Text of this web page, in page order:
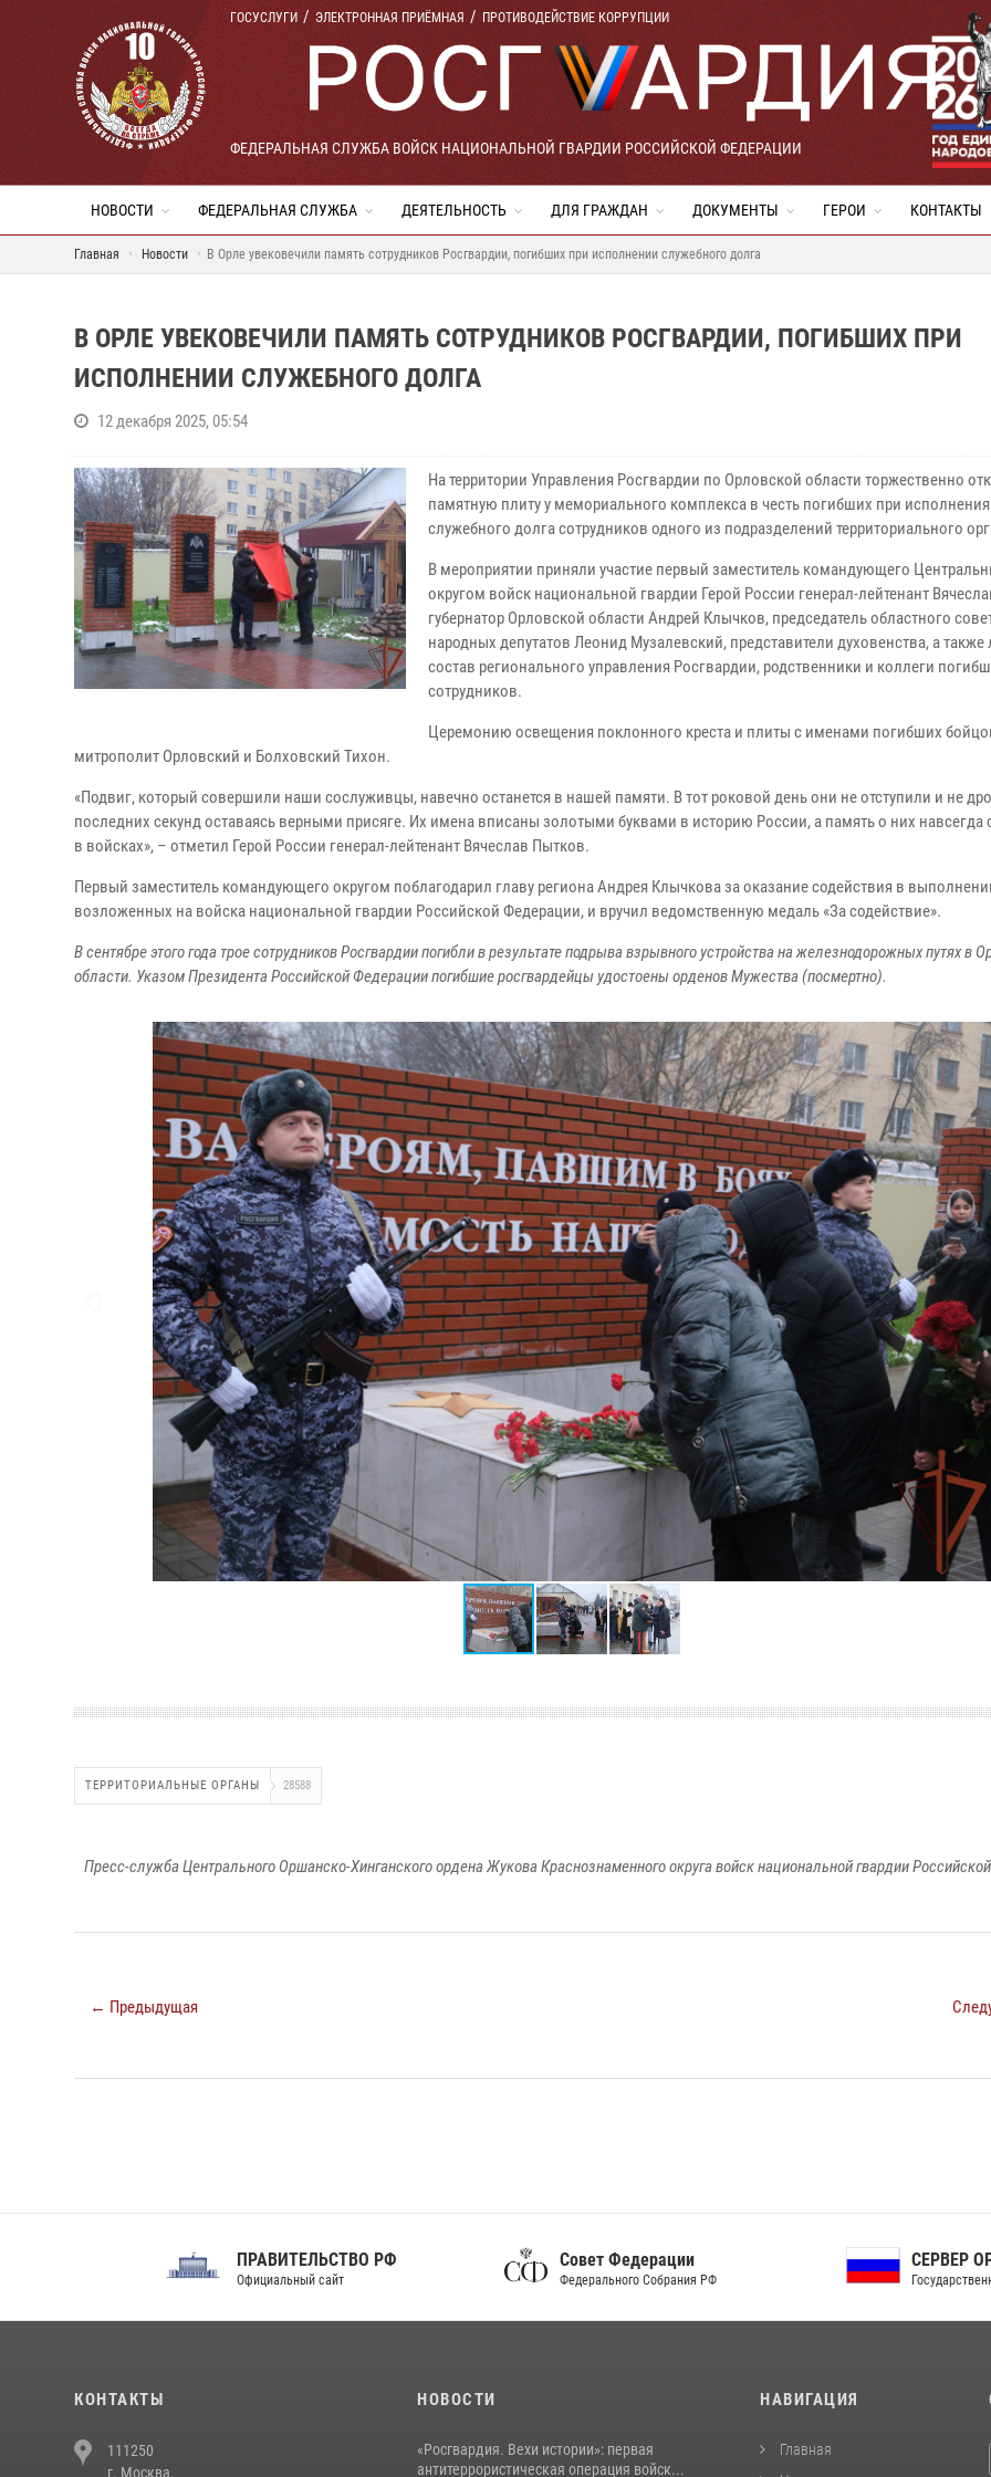
ГОСУСЛУГИ ЭЛЕКТРОННАЯ ПРИЁМНАЯ ПРОТИВОДЕЙСТВИЕ КОРРУПЦИИ
ФЕДЕРАЛЬНАЯ СЛУЖБА ВОЙСК НАЦИОНАЛЬНОЙ ГВАРДИИ РОССИЙСКОЙ ФЕДЕРАЦИИ
НОВОСТИ ФЕДЕРАЛЬНАЯ СЛУЖБА ДЕЯТЕЛЬНОСТЬ ДЛЯ ГРАЖДАН ДОКУМЕНТЫ ГЕРОИ КОНТАКТЫ
Главная Новости В Орле увековечили память сотрудников Росгвардии, погибших при исполнении служебного долга
В ОРЛЕ УВЕКОВЕЧИЛИ ПАМЯТЬ СОТРУДНИКОВ РОСГВАРДИИ, ПОГИБШИХ ПРИ
ИСПОЛНЕНИИ СЛУЖЕБНОГО ДОЛГА
12 декабря 2025, 05:54
На территории Управления Росгвардии по Орловской области торжественно
памятную плиту у мемориального комплекса в честь погибших при исполнения
служебного долга сотрудников одного из подразделений территориального
В мероприятии приняли участие первый заместитель командующего
округом войск национальной гвардии Герой России генерал-лейтенант
губернатор Орловской области Андрей Клычков, председатель областного
народных депутатов Леонид Музалевский, представители духовенства, а
состав регионального управления Росгвардии, родственники и коллеги
сотрудников.
Церемонию освещения поклонного креста и плиты с именами погибших
митрополит Орловский и Болховский Тихон.
«Подвиг, который совершили наши сослуживцы, навечно останется в нашей памяти. В тот роковой день они не отступили и не
последних секунд оставаясь верными присяге. Их имена вписаны золотыми буквами в историю России, а память о них навсегда
в войсках», – отметил Герой России генерал-лейтенант Вячеслав Пытков.
Первый заместитель командующего округом поблагодарил главу региона Андрея Клычкова за оказание содействия в
возложенных на войска национальной гвардии Российской Федерации, и вручил ведомственную медаль «За содействие».
В сентябре этого года трое сотрудников Росгвардии погибли в результате подрыва взрывного устройства на железнодорожных путях в
области. Указом Президента Российской Федерации погибшие росгвардейцы удостоены орденов Мужества (посмертно).
ТЕРРИТОРИАЛЬНЫЕ ОРГАНЫ 28588
Пресс-служба Центрального Оршанско-Хинганского ордена Жукова Краснознаменного округа войск национальной гвардии
← Предыдущая
ПРАВИТЕЛЬСТВО РФ
Официальный сайт
Совет Федерации
Федерального Собрания РФ
СЕРВЕР ОРГАНОВ
Государственной власти РФ
КОНТАКТЫ
111250
г. Москва,
НОВОСТИ
«Росгвардия. Вехи истории»: первая
антитеррористическая операция войск...
НАВИГАЦИЯ
Главная